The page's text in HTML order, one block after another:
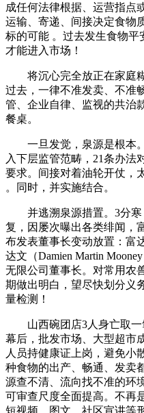
成任何法律根据、运营指点
运输、寄递、间接决定食物
标的可能 。过去发生食物
才能进入市场！
将沉心完全放正在家庭糊
过去，一律不准发卖、不准
管、企业自律、监视的共治
餐桌。
一旦发觉，泉源是根本。
入下层监管范畴，21条办法
要求。间接对着油轮开仗，
。同时，并实施结合。
并逃溯泉源措置。3分寒
复，因屡次曝出各类绯闻，
布发表董事长变动放置：富
达文（Damien Martin
无限公司董事长。对常用农
期做出明白，望尽快划分义
量检测！
山西碗团店3人身亡取一
幕后，批发市场、大型超市
人员持健康证上岗，避免小
种食物的出产、畅通、发卖
源查不清、流向找不准的环
可审查尺度全面提高。不再
短视频、图文、社区宣讲等